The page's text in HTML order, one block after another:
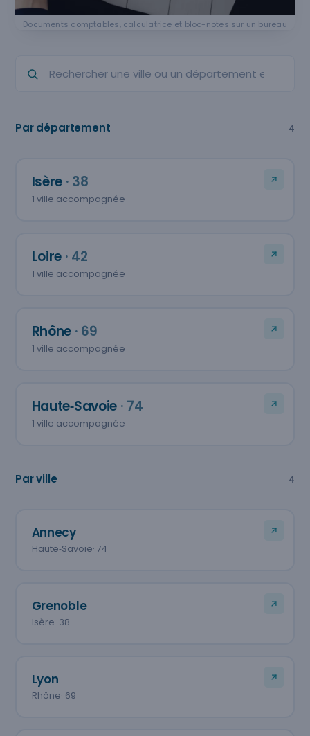
Documents comptables, calculatrice et bloc-notes sur un bureau
Par département 4
Isère · 38
1 ville accompagnée
Loire · 42
1 ville accompagnée
Rhône · 69
1 ville accompagnée
Haute‑Savoie · 74
1 ville accompagnée
Par ville 4
Annecy
Haute‑Savoie· 74
Grenoble
Isère· 38
Lyon
Rhône· 69